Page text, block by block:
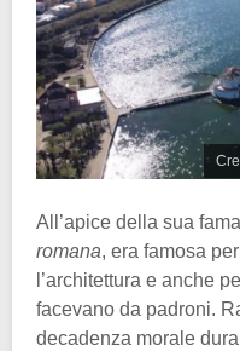
All’apice della sua
romana, era famosa
l’architettura e anche
facevano da padroni.
decadenza morale